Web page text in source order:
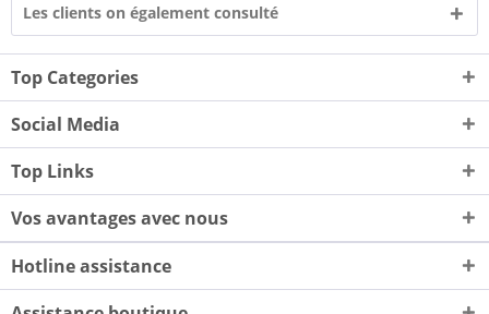
Les clients on également consulté
Top Categories
Social Media
Top Links
Vos avantages avec nous
Hotline assistance